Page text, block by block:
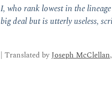
I, who rank lowest in the
big deal but is utterly useless,
| Translated byJoseph McClellan